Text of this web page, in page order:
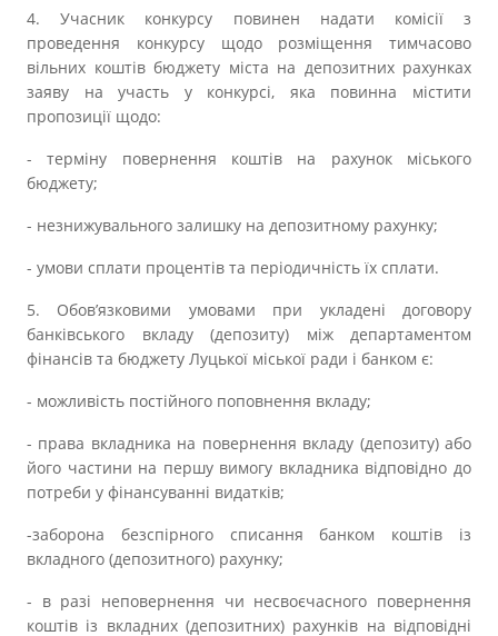
4. Учасник конкурсу повинен надати комісії з
проведення конкурсу щодо розміщення тимчасово
вільних коштів бюджету міста на депозитних рахунках
заяву на участь у конкурсі, яка повинна містити
пропозиції щодо:
- терміну повернення коштів на рахунок міського
бюджету;
- незнижувального залишку на депозитному рахунку;
- умови сплати процентів та періодичність їх сплати.
5. Обов’язковими умовами при укладені договору
банківського вкладу (депозиту) між департаментом
фінансів та бюджету Луцької міської ради і банком є:
- можливість постійного поповнення вкладу;
- права вкладника на повернення вкладу (депозиту) або
його частини на першу вимогу вкладника відповідно до
потреби у фінансуванні видатків;
-заборона безспірного списання банком коштів із
вкладного (депозитного) рахунку;
- в разі неповернення чи несвоєчасного повернення
коштів із вкладних (депозитних) рахунків на відповідні